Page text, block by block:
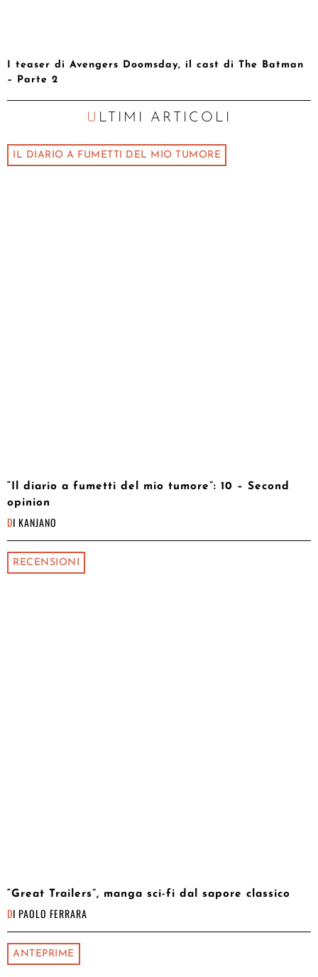
I teaser di Avengers Doomsday, il cast di The Batman
– Parte 2
ULTIMI ARTICOLI
IL DIARIO A FUMETTI DEL MIO TUMORE
“Il diario a fumetti del mio tumore”: 10 – Second
opinion
DI KANJANO
RECENSIONI
“Great Trailers”, manga sci-fi dal sapore classico
DI PAOLO FERRARA
ANTEPRIME